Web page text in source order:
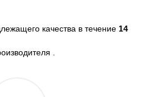
качества в течение 14
.